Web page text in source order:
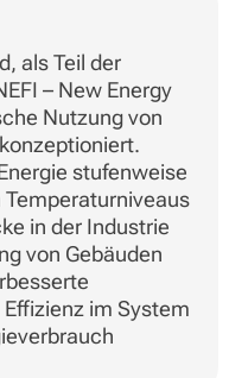
als Teil der
– New Energy
Nutzung von
stufenweise
in der Industrie
von Gebäuden
im System